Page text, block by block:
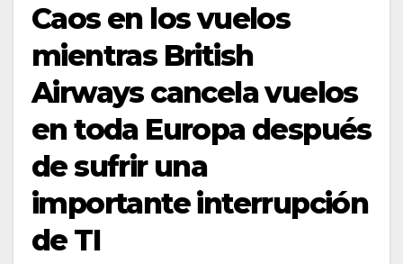
Caos en los vuelos
mientras British
Airways cancela vuelos
en toda Europa después
de sufrir una
importante interrupción
de TI